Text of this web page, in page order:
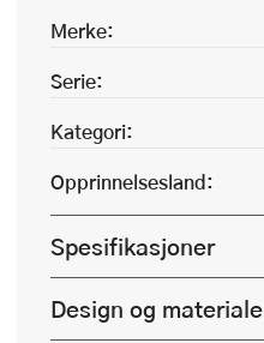
Merke:
Serie:
Kategori:
Opprinnelsesland:
Spesifikasjoner
Design og materiale